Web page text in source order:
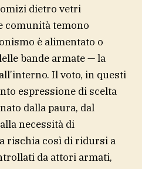
dietro vetri
comunità temono
è alimentato o
bande armate — la
Il voto, in questi
espressione di scelta
dalla paura, dal
necessità di
rischia così di ridursi a
da attori armati,